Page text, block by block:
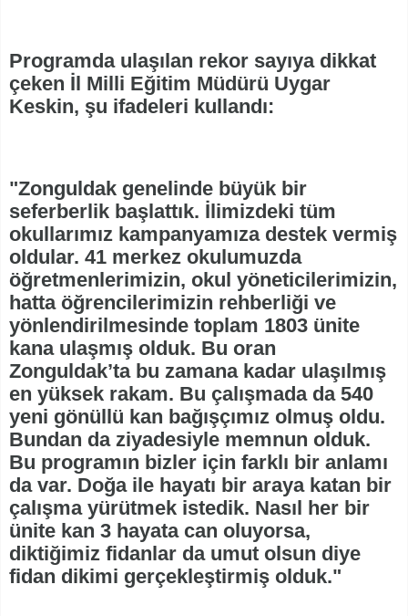
Programda ulaşılan rekor sayıya dikkat
çeken İl Milli Eğitim Müdürü Uygar
Keskin, şu ifadeleri kullandı:
"Zonguldak genelinde büyük bir
seferberlik başlattık. İlimizdeki tüm
okullarımız kampanyamıza destek vermiş
oldular. 41 merkez okulumuzda
öğretmenlerimizin, okul yöneticilerimizin,
hatta öğrencilerimizin rehberliği ve
yönlendirilmesinde toplam 1803 ünite
kana ulaşmış olduk. Bu oran
Zonguldak’ta bu zamana kadar ulaşılmış
en yüksek rakam. Bu çalışmada da 540
yeni gönüllü kan bağışçımız olmuş oldu.
Bundan da ziyadesiyle memnun olduk.
Bu programın bizler için farklı bir anlamı
da var. Doğa ile hayatı bir araya katan bir
çalışma yürütmek istedik. Nasıl her bir
ünite kan 3 hayata can oluyorsa,
diktiğimiz fidanlar da umut olsun diye
fidan dikimi gerçekleştirmiş olduk."